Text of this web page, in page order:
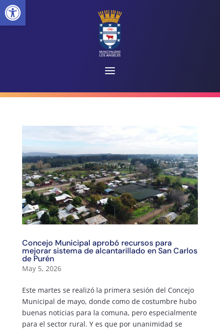
Concejo Municipal aprobó recursos para
mejorar sistema de alcantarillado en San Carlos
de Purén
May 5, 2026
Este martes se realizó la primera sesión del Concejo
Municipal de mayo, donde como de costumbre hubo
buenas noticias para la comuna, pero especialmente
para el sector rural. Y es que por unanimidad se